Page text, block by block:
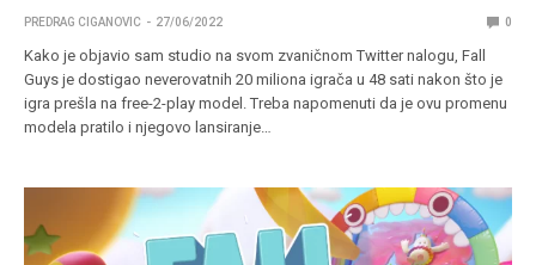
PREDRAG CIGANOVIC 27/06/2022 0
Kako je objavio sam studio na svom zvaničnom Twitter nalogu, Fall
Guys je dostigao neverovatnih 20 miliona igrača u 48 sati nakon što je
igra prešla na free-2-play model. Treba napomenuti da je ovu promenu
modela pratilo i njegovo lansiranje…